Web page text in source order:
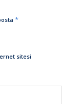
*
sitesi